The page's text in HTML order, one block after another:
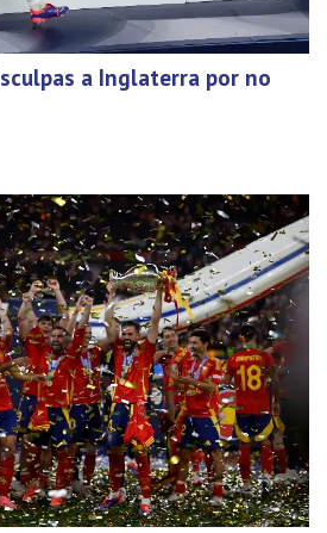
a Inglaterra por no